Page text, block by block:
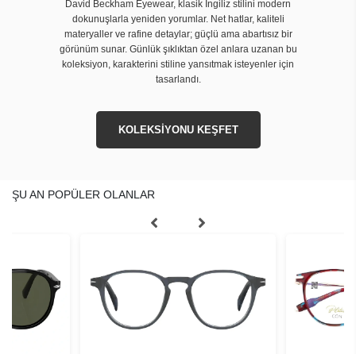
David Beckham Eyewear, klasik İngiliz stilini modern
dokunuşlarla yeniden yorumlar. Net hatlar, kaliteli
materyaller ve rafine detaylar; güçlü ama abartısız bir
görünüm sunar. Günlük şıklıktan özel anlara uzanan bu
koleksiyon, karakterini stiline yansıtmak isteyenler için
tasarlandı.
KOLEKSİYONU KEŞFET
ŞU AN POPÜLER OLANLAR